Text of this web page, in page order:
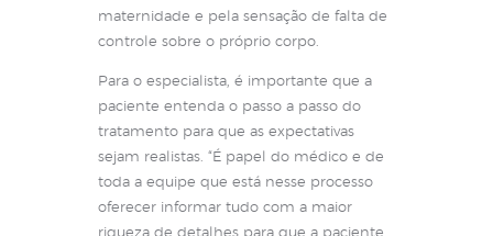
maternidade e pela sensação de falta de
controle sobre o próprio corpo.
Para o especialista, é importante que a
paciente entenda o passo a passo do
tratamento para que as expectativas
sejam realistas. “É papel do médico e de
toda a equipe que está nesse processo
oferecer informar tudo com a maior
riqueza de detalhes para que a paciente